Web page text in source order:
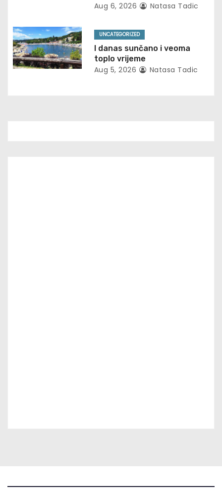
n
Aug 6, 2026 Natasa Tadic
UNCATEGORIZED
I danas sunčano i veoma
toplo vrijeme
Aug 5, 2026 Natasa Tadic